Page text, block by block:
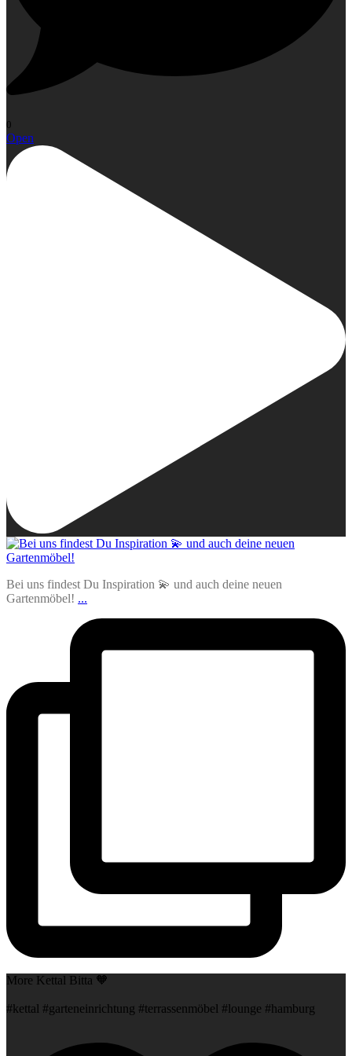
0
Open
Bei uns findest Du Inspiration 💫 und auch deine neuen
Gartenmöbel! ...
More Kettal Bitta 🧡
#kettal #garteneinrichtung #terrassenmöbel #lounge #hamburg